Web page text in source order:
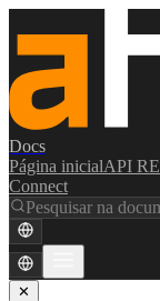
Docs
Página inicialAPI
Connect
Pesquisar na
✕